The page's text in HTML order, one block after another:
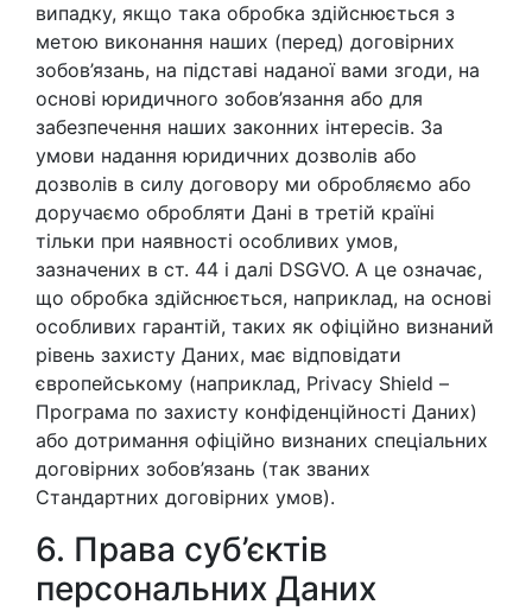
випадку, якщо така обробка здійснюється з
метою виконання наших (перед) договірних
зобов’язань, на підставі наданої вами згоди, на
основі юридичного зобов’язання або для
забезпечення наших законних інтересів. За
умови надання юридичних дозволів або
дозволів в силу договору ми обробляємо або
доручаємо обробляти Дані в третій країні
тільки при наявності особливих умов,
зазначених в ст. 44 і далі DSGVO. А це означає,
що обробка здійснюється, наприклад, на основі
особливих гарантій, таких як офіційно визнаний
рівень захисту Даних, має відповідати
європейському (наприклад, Privacy Shield –
Програма по захисту конфіденційності Даних)
або дотримання офіційно визнаних спеціальних
договірних зобов’язань (так званих
Стандартних договірних умов).
6. Права суб’єктів
персональних Даних